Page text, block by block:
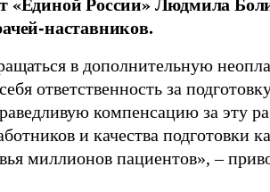
наставников.
в дополнительную
ответственность за
компенсацию за эту
и качества подготовки
миллионов пациентов», –